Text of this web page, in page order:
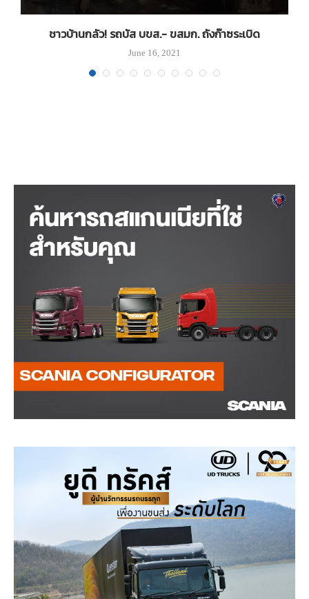
ชาวบ้านกลัว! รถบัส บขส.- ขสมก. ถังก๊าซระเบิด
June 16, 2021